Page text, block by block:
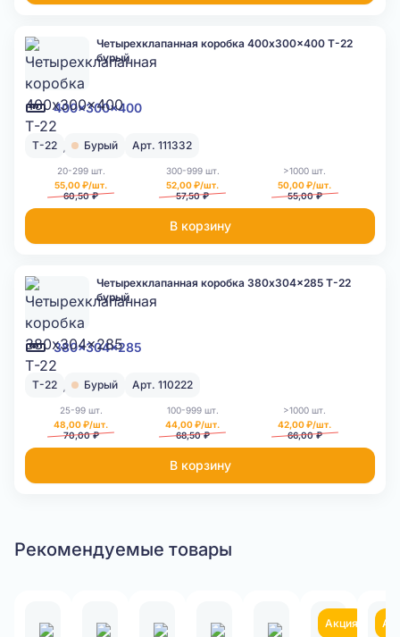
400x300x400
Четырехклапанная коробка 400x300x400 Т-22
бурый
Т-22 Бурый Арт. 111332
20-299 шт.
55,00 ₽/шт.
60,50 ₽
300-999 шт.
52,00 ₽/шт.
57,50 ₽
>1000 шт.
50,00 ₽/шт.
55,00 ₽
В корзину
380x304x285
Четырехклапанная коробка 380x304x285 Т-22
бурый
Т-22 Бурый Арт. 110222
25-99 шт.
48,00 ₽/шт.
70,00 ₽
100-999 шт.
44,00 ₽/шт.
68,50 ₽
>1000 шт.
42,00 ₽/шт.
66,00 ₽
В корзину
Рекомендуемые товары
Акция